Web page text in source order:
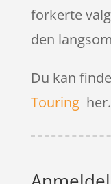
forkerte
den
Du kan finde
Touringher.